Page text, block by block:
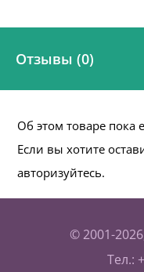
Отзывы (0)
Об этом товаре пока
Если вы хотите
авторизуйтесь.
© 2001-
Тел.: